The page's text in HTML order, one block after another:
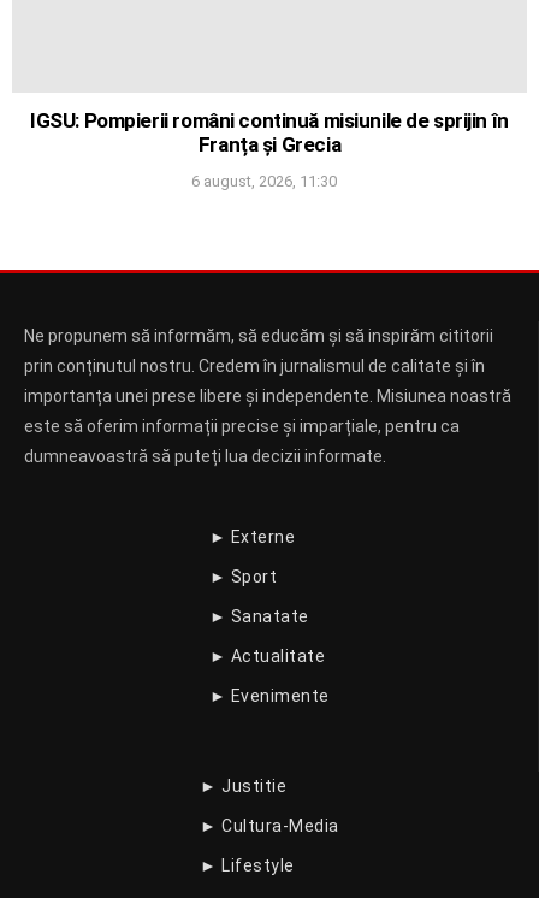
IGSU: Pompierii români continuă misiunile de sprijin în
Franța și Grecia
6 august, 2026, 11:30
Ne propunem să informăm, să educăm și să inspirăm cititorii
prin conținutul nostru. Credem în jurnalismul de calitate și în
importanța unei prese libere și independente. Misiunea noastră
este să oferim informații precise și imparțiale, pentru ca
dumneavoastră să puteți lua decizii informate.
► Externe
► Sport
► Sanatate
► Actualitate
► Evenimente
► Justitie
► Cultura-Media
► Lifestyle